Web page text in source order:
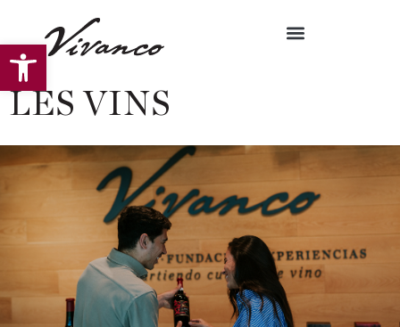
Ouvrir la barre d’outils
LES VINS